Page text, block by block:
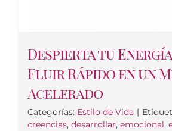
Despierta tu
Fluir Rápido en un
Acelerado
Categorías: Estilo de Vida |
creencias, desarrollar, emocional,